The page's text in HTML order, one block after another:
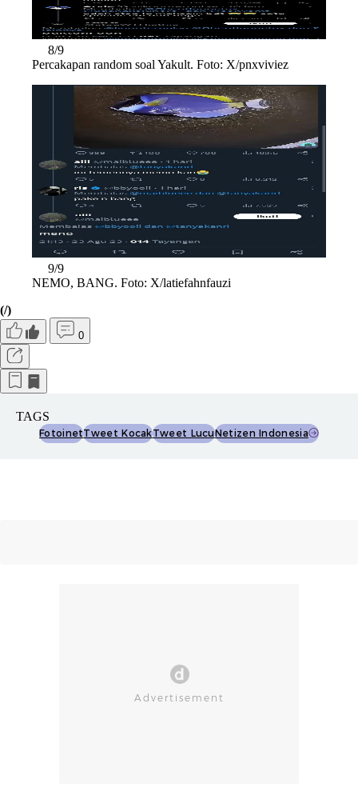
8/9
Percakapan random soal Yakult. Foto: X/pnxviviez
9/9
NEMO, BANG. Foto: X/latiefahnfauzi
(/)
0
TAGS
FotoinetTweet KocakTweet LucuNetizen Indonesia